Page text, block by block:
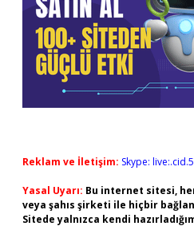
Reklam ve İletişim: Skype:
Yasal Uyarı: Bu internet sitesi,
veya şahıs şirketi ile hiçbir
Sitede yalnızca kendi